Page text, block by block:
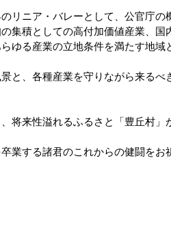
リニア・バレーとして、公官庁
集積としての高付加価値産業、
ゆる産業の立地条件を満たす地域
と、各種産業を守りながら来る
将来性溢れるふるさと「豊丘村」
業する諸君のこれからの健闘をお